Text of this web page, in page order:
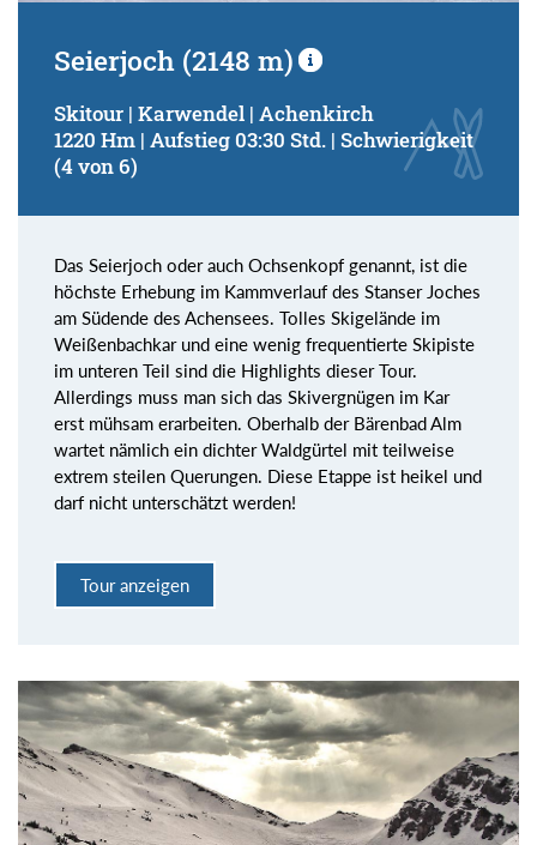
Seierjoch (2148 m)
Skitour | Karwendel | Achenkirch
1220 Hm | Aufstieg 03:30 Std. | Schwierigkeit
(4 von 6)
Das Seierjoch oder auch Ochsenkopf genannt, ist die
höchste Erhebung im Kammverlauf des Stanser Joches
am Südende des Achensees. Tolles Skigelände im
Weißenbachkar und eine wenig frequentierte Skipiste
im unteren Teil sind die Highlights dieser Tour.
Allerdings muss man sich das Skivergnügen im Kar
erst mühsam erarbeiten. Oberhalb der Bärenbad Alm
wartet nämlich ein dichter Waldgürtel mit teilweise
extrem steilen Querungen. Diese Etappe ist heikel und
darf nicht unterschätzt werden!
Tour anzeigen